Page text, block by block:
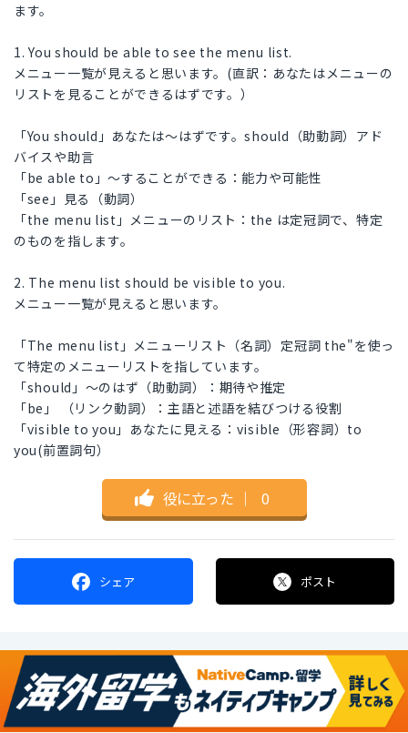
ます。
1. You should be able to see the menu list.
メニュー一覧が見えると思います。(直訳：あなたはメニューの
リストを見ることができるはずです。）
「You should」あなたは～はずです。should（助動詞）アド
バイスや助言
「be able to」～することができる：能力や可能性
「see」見る（動詞）
「the menu list」メニューのリスト：the は定冠詞で、特定
のものを指します。
2. The menu list should be visible to you.
メニュー一覧が見えると思います。
「The menu list」メニューリスト（名詞）定冠詞 the"を使っ
て特定のメニューリストを指しています。
「should」〜のはず（助動詞）：期待や推定
「be」 （リンク動詞）：主語と述語を結びつける役割
「visible to you」あなたに見える：visible（形容詞）to
you(前置詞句）
役に立った ｜ 0
シェア ポスト